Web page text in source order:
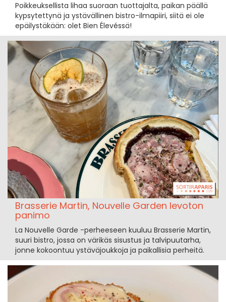
Poikkeuksellista lihaa suoraan tuottajalta, paikan päällä
kypsytettynä ja ystävällinen bistro-ilmapiiri, siitä ei ole
epäilystäkään: olet Bien Élevéssä!
Brasserie Martin, Nouvelle Garden levoton
panimo
La Nouvelle Garde -perheeseen kuuluu Brasserie Martin,
suuri bistro, jossa on värikäs sisustus ja talvipuutarha,
jonne kokoontuu ystäväjoukkoja ja paikallisia perheitä.